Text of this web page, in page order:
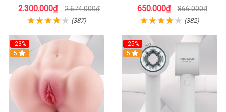
app tiện lợi
2.300.000₫ 2.674.000₫
(387)
cao cấp
650.000₫ 866.000₫
(382)
-23%
5
-25%
5